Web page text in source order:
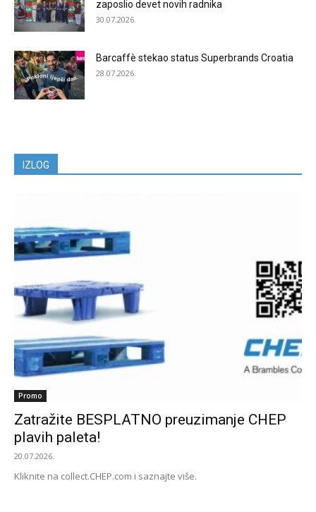
zaposlio devet novih radnika
30.07.2026.
Barcaffè stekao status Superbrands Croatia
28.07.2026.
IZLOG
Promo
Zatražite BESPLATNO preuzimanje CHEP
plavih paleta!
20.07.2026.
Kliknite na collect.CHEP.com i saznajte više.